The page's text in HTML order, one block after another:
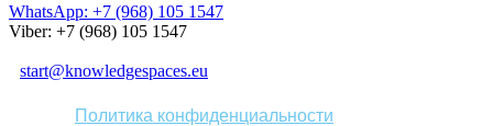
WhatsApp: +7 (968) 105 1547
Viber: +7 (968) 105 1547
start@knowledgespaces.eu
Политика конфиденциальности